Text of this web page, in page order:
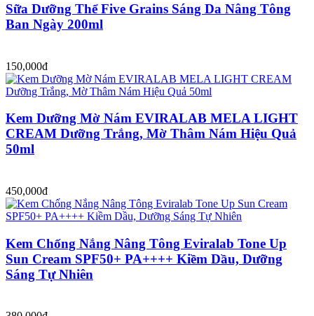
Sữa Dưỡng Thể Five Grains Sáng Da Nâng Tông
Ban Ngày 200ml
150,000đ
Kem Dưỡng Mờ Nám EVIRALAB MELA LIGHT
CREAM Dưỡng Trắng, Mờ Thâm Nám Hiệu Quả
50ml
450,000đ
Kem Chống Nắng Nâng Tông Eviralab Tone Up
Sun Cream SPF50+ PA++++ Kiềm Dầu, Dưỡng
Sáng Tự Nhiên